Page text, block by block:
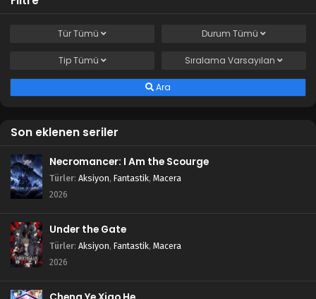
TürTümü Durum Tümü
TipTümü Sıralama Varsayılan
Ara
Son eklenen seriler
Necromancer: I Am the Scourge
Türler: Aksiyon, Fantastik, Macera
2026
Under the Gate
Türler: Aksiyon, Fantastik, Macera
2026